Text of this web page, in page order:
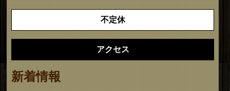
不定休
アクセス
新着情報